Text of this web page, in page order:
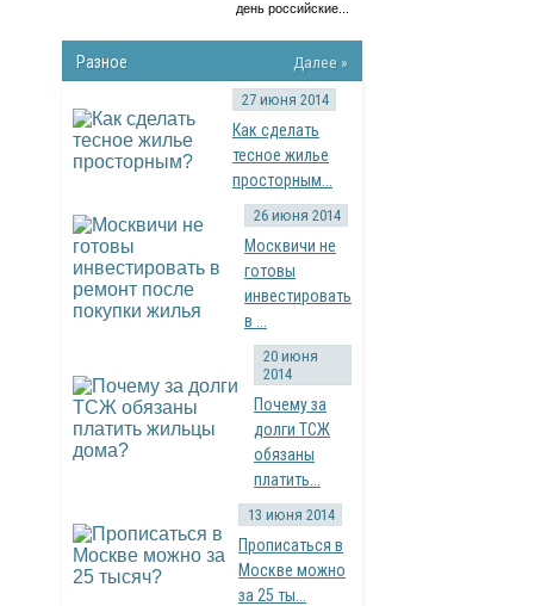
день российские...
Разное Далее »
27 июня 2014
Как сделать
тесное жилье
просторным...
26 июня 2014
Москвичи не
готовы
инвестировать
в ...
20 июня
2014
Почему за
долги ТСЖ
обязаны
платить...
13 июня 2014
Прописаться в
Москве можно
за 25 ты...